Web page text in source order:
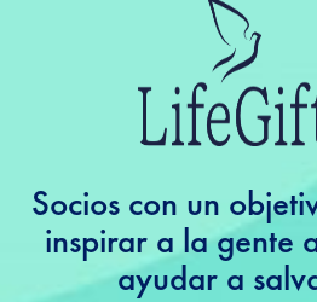
Socios con un
inspirar a la gente
ayudar a